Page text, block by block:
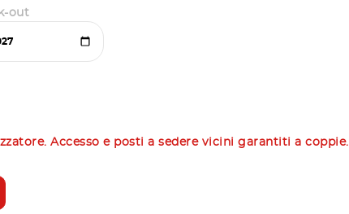
out
Accesso e posti a sedere vicini garantiti a coppie.